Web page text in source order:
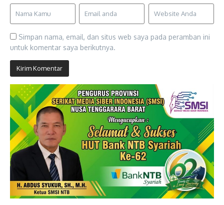
Simpan nama, email, dan situs web saya pada peramban ini
untuk komentar saya berikutnya.